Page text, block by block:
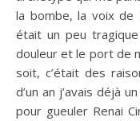
la bombe, la voix de
était un peu
douleur et le port de
soit, c’était des
d’un an j’avais déjà
pour gueuler Renai